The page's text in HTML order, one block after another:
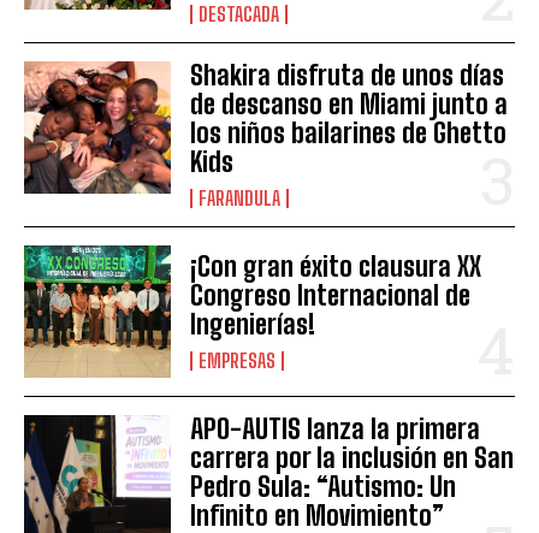
DESTACADA
Shakira disfruta de unos días
de descanso en Miami junto a
los niños bailarines de Ghetto
Kids
FARANDULA
¡Con gran éxito clausura XX
Congreso Internacional de
Ingenierías!
EMPRESAS
APO-AUTIS lanza la primera
carrera por la inclusión en San
Pedro Sula: “Autismo: Un
Infinito en Movimiento”